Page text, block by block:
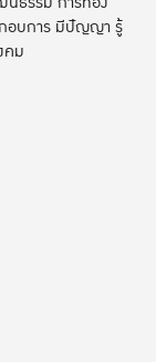
อบการ มีปัญญา รู้
คม